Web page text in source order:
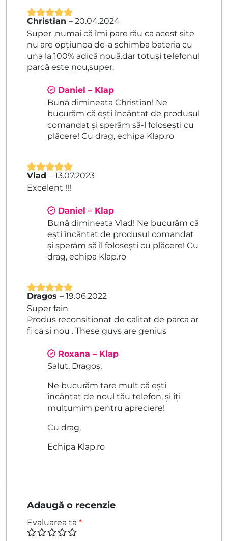
Evaluat la
din 5
Christian – 20.04.2024
Super ,numai că îmi pare rău ca acest site
nu are opțiunea de-a schimba bateria cu
una la 100% adică nouă.dar totuși telefonul
parcă este nou,super.
Daniel – Klap
Bună dimineata Christian! Ne
bucurăm că ești încântat de produsul
comandat și sperăm să-l folosești cu
plăcere! Cu drag, echipa Klap.ro
Evaluat la5
din 5
Vlad – 13.07.2023
Excelent !!!
Daniel – Klap
Bună dimineata Vlad! Ne bucurăm că
ești încântat de produsul comandat
și sperăm să îl folosești cu plăcere! Cu
drag, echipa Klap.ro
Evaluat la 5
din 5
Dragos – 19.06.2022
Super fain
Produs reconsitionat de calitat de parca ar
fi ca si nou . These guys are genius
Roxana – Klap
Salut, Dragoș,
Ne bucurăm tare mult că ești
încântat de noul tău telefon, și îți
mulțumim pentru apreciere!
Cu drag,
Echipa Klap.ro
Adaugă o recenzie
Evaluarea ta *